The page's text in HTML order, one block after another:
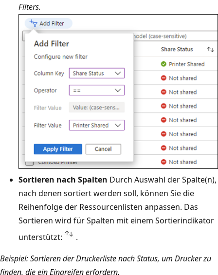
Filters.
Sortieren nach Spalten Durch Auswahl der Spalte(n),
nach denen sortiert werden soll, können Sie die
Reihenfolge der Ressourcenlisten anpassen. Das
Sortieren wird für Spalten mit einem Sortierindikator
unterstützt:
.
Beispiel: Sortieren der Druckerliste nach Status, um Drucker zu
finden, die ein Eingreifen erfordern.